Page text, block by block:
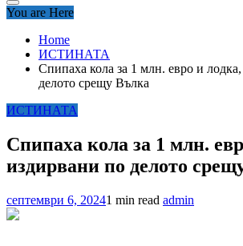
You are Here
Home
ИСТИНАТА
Спипаха кола за 1 млн. евро и
делото срещу Вълка
ИСТИНАТА
Спипаха кола за 1 млн.
издирвани по делото
септември 6, 20241 min read admin